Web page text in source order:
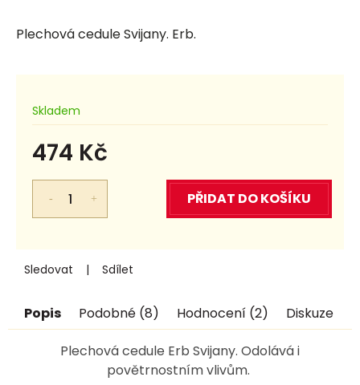
Plechová cedule Svijany. Erb.
Skladem
474 Kč
Měrná
cena:
PŘIDAT DO KOŠÍKU
Sledovat Sdílet
Popis Podobné (8) Hodnocení (2) Diskuze
Plechová cedule Erb Svijany. Odolává i
povětrnostním vlivům.